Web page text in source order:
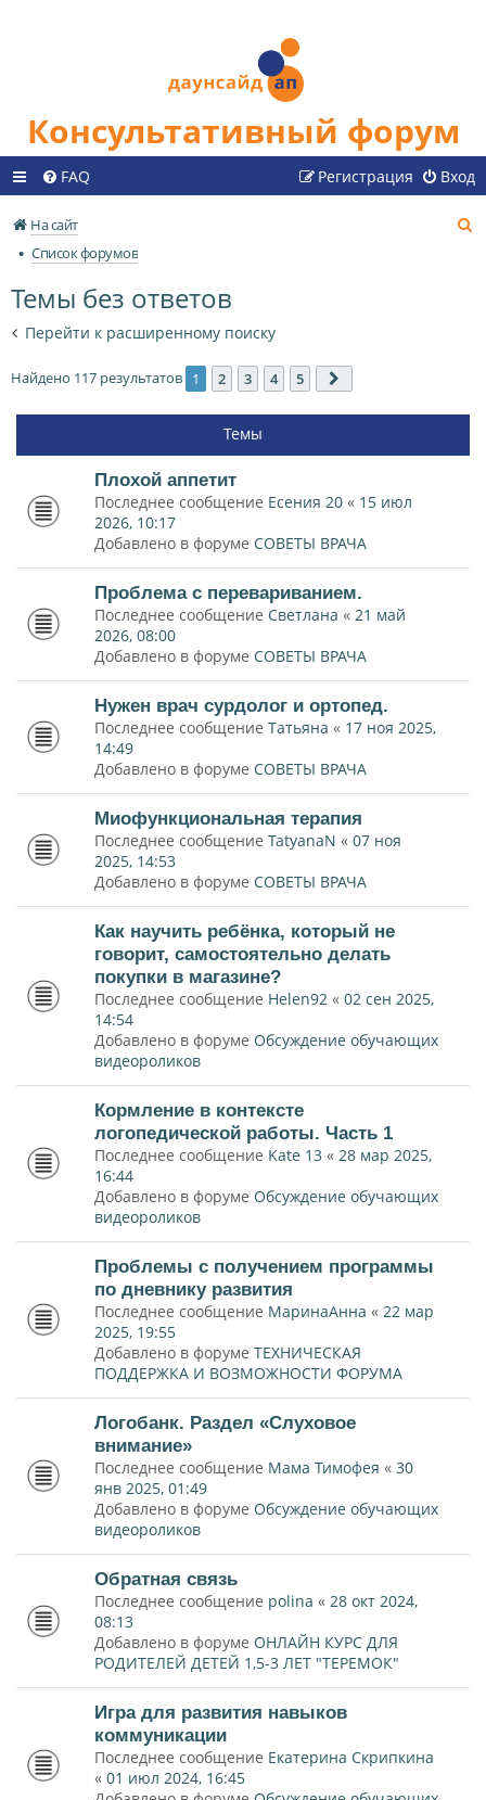
Консультативный форум
FAQ Вход
Регистрация
На сайт
Список форумов
Темы без ответов
Перейти к расширенному поиску
Найдено 117 результатов 1 2 3 4 5
Темы
Плохой аппетит
Последнее сообщение Есения 20 « 15 июл
2026, 10:17
Добавлено в форуме СОВЕТЫ ВРАЧА
Проблема с перевариванием.
Последнее сообщение Светлана « 21 май
2026, 08:00
Добавлено в форуме СОВЕТЫ ВРАЧА
Нужен врач сурдолог и ортопед.
Последнее сообщение Татьяна « 17 ноя 2025,
14:49
Добавлено в форуме СОВЕТЫ ВРАЧА
Миофункциональная терапия
Последнее сообщение TatyanaN « 07 ноя
2025, 14:53
Добавлено в форуме СОВЕТЫ ВРАЧА
Как научить ребёнка, который не
говорит, самостоятельно делать
покупки в магазине?
Последнее сообщение Helen92 « 02 сен 2025,
14:54
Добавлено в форуме Обсуждение обучающих
видеороликов
Кормление в контексте
логопедической работы. Часть 1
Последнее сообщение Kate 13 « 28 мар 2025,
16:44
Добавлено в форуме Обсуждение обучающих
видеороликов
Проблемы с получением программы
по дневнику развития
Последнее сообщение МаринаАнна « 22 мар
2025, 19:55
Добавлено в форуме ТЕХНИЧЕСКАЯ
ПОДДЕРЖКА И ВОЗМОЖНОСТИ ФОРУМА
Логобанк. Раздел «Слуховое
внимание»
Последнее сообщение Мама Тимофея « 30
янв 2025, 01:49
Добавлено в форуме Обсуждение обучающих
видеороликов
Обратная связь
Последнее сообщение polina « 28 окт 2024,
08:13
Добавлено в форуме ОНЛАЙН КУРС ДЛЯ
РОДИТЕЛЕЙ ДЕТЕЙ 1,5-3 ЛЕТ "ТЕРЕМОК"
Игра для развития навыков
коммуникации
Последнее сообщение Екатерина Скрипкина
« 01 июл 2024, 16:45